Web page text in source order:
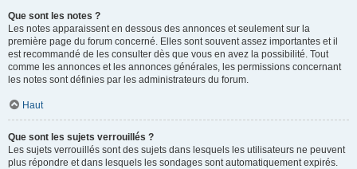
Que sont les notes ?
Les notes apparaissent en dessous des annonces et seulement sur la
première page du forum concerné. Elles sont souvent assez importantes et il
est recommandé de les consulter dès que vous en avez la possibilité. Tout
comme les annonces et les annonces générales, les permissions concernant
les notes sont définies par les administrateurs du forum.
Haut
Que sont les sujets verrouillés ?
Les sujets verrouillés sont des sujets dans lesquels les utilisateurs ne peuvent
plus répondre et dans lesquels les sondages sont automatiquement expirés.